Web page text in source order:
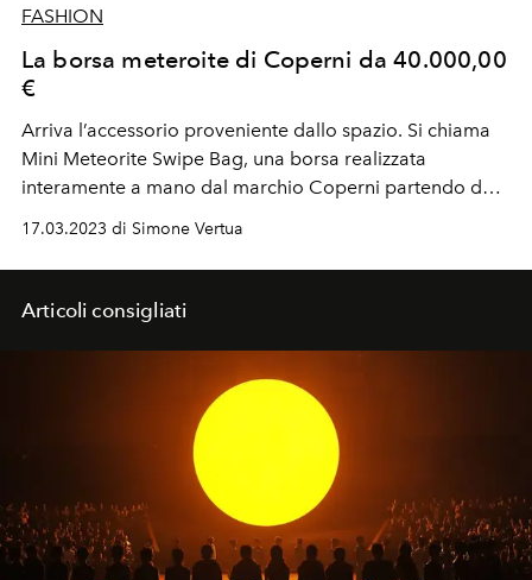
FASHION
La borsa meteroite di Coperni da 40.000,00
€
Arriva l’accessorio proveniente dallo spazio. Si chiama
Mini Meteorite Swipe Bag, una borsa realizzata
interamente a mano dal marchio Coperni partendo da
reperto scientifico archeologico di fossile lunare.
17.03.2023 di Simone Vertua
Articoli consigliati